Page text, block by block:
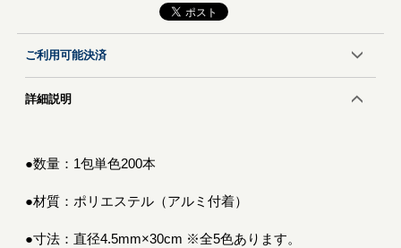
ご利用可能決済
詳細説明
●数量：1包単色200本
●材質：ポリエステル（アルミ付着）
●寸法：直径4.5mm×30cm ※全5色あります。